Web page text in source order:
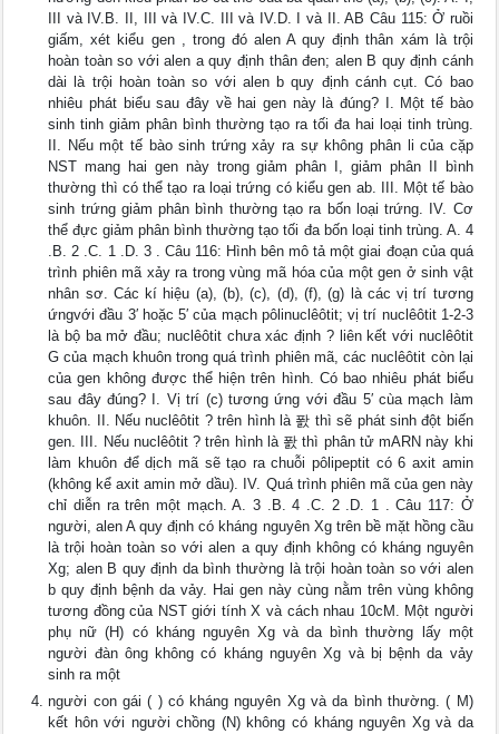
III và IV.B. II, III và IV.C. III và IV.D. I và II. AB Câu 115: Ở ruồi
giấm, xét kiểu gen , trong đó alen A quy định thân xám là trội
hoàn toàn so với alen a quy định thân đen; alen B quy định cánh
dài là trội hoàn toàn so với alen b quy định cánh cụt. Có bao
nhiêu phát biểu sau đây về hai gen này là đúng? I. Một tế bào
sinh tinh giảm phân bình thường tạo ra tối đa hai loại tinh trùng.
II. Nếu một tế bào sinh trứng xảy ra sự không phân li của cặp
NST mang hai gen này trong giảm phân I, giảm phân II bình
thường thì có thể tạo ra loại trứng có kiểu gen ab. III. Một tế bào
sinh trứng giảm phân bình thường tạo ra bốn loại trứng. IV. Cơ
thể đực giảm phân bình thường tạo tối đa bốn loại tinh trùng. A. 4
.B. 2 .C. 1 .D. 3 . Câu 116: Hình bên mô tả một giai đoạn của quá
trình phiên mã xảy ra trong vùng mã hóa của một gen ở sinh vật
nhân sơ. Các kí hiệu (a), (b), (c), (d), (f), (g) là các vị trí tương
ứngvới đầu 3′ hoặc 5′ của mạch pôlinuclêôtit; vị trí nuclêôtit 1-2-3
là bộ ba mở đầu; nuclêôtit chưa xác định ? liên kết với nuclêôtit
G của mạch khuôn trong quá trình phiên mã, các nuclêôtit còn lại
của gen không được thể hiện trên hình. Có bao nhiêu phát biểu
sau đây đúng? I. Vị trí (c) tương ứng với đầu 5′ cùa mạch làm
khuôn. II. Nếu nuclêôtit ? trên hình là 퐔 thì sẽ phát sinh đột biến
gen. III. Nếu nuclêôtit ? trên hình là 퐔 thì phân tử mARN này khi
làm khuôn để dịch mã sẽ tạo ra chuỗi pôlipeptit có 6 axit amin
(không kể axit amin mở dầu). IV. Quá trình phiên mã của gen này
chỉ diễn ra trên một mạch. A. 3 .B. 4 .C. 2 .D. 1 . Câu 117: Ở
người, alen A quy định có kháng nguyên Xg trên bề mặt hồng cầu
là trội hoàn toàn so với alen a quy định không có kháng nguyên
Xg; alen B quy định da bình thường là trội hoàn toàn so với alen
b quy định bệnh da vảy. Hai gen này cùng nằm trên vùng không
tương đồng của NST giới tính X và cách nhau 10cM. Một người
phụ nữ (H) có kháng nguyên Xg và da bình thường lấy một
người đàn ông không có kháng nguyên Xg và bị bệnh da vảy
sinh ra một
người con gái ( ) có kháng nguyên Xg và da bình thường. ( M)
kết hôn với người chồng (N) không có kháng nguyên Xg và da